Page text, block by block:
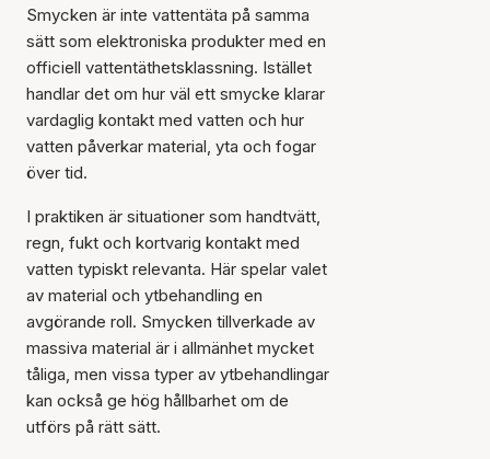
Smycken är inte vattentäta på samma
sätt som elektroniska produkter med en
officiell vattentäthetsklassning. Istället
handlar det om hur väl ett smycke klarar
vardaglig kontakt med vatten och hur
vatten påverkar material, yta och fogar
över tid.
I praktiken är situationer som handtvätt,
regn, fukt och kortvarig kontakt med
vatten typiskt relevanta. Här spelar valet
av material och ytbehandling en
avgörande roll. Smycken tillverkade av
massiva material är i allmänhet mycket
tåliga, men vissa typer av ytbehandlingar
kan också ge hög hållbarhet om de
utförs på rätt sätt.